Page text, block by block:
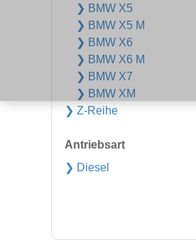
❯ BMW X5
❯ BMW X5 M
❯ BMW X6
❯ BMW X6 M
❯ BMW X7
❯ BMW XM
❯ Z-Reihe
Antriebsart
❯ Diesel